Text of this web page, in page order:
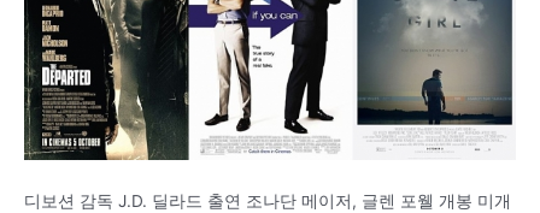
디보션 감독 J.D. 딜라드 출연 조나단 메이저, 글렌 포웰 개봉 미개